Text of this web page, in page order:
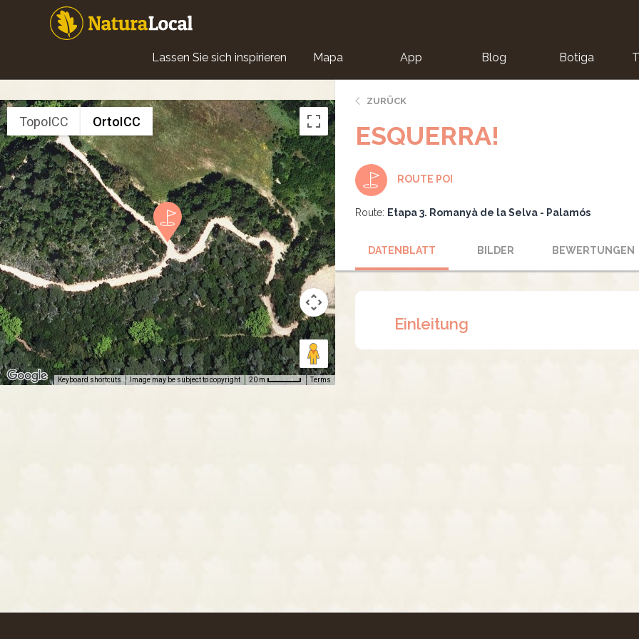
Main
navigation
Lassen Sie sich inspirieren Mapa App Blog Botiga
TopoICC OrtoICC
Keyboard shortcuts Image may be subject to copyright 20 m Terms
ZURÜCK
ESQUERRA!
ROUTE POI
Route: Etapa 3. Romanyà de la Selva - Palamós
DATENBLATT BILDER BEWERTUNGEN
Einleitung